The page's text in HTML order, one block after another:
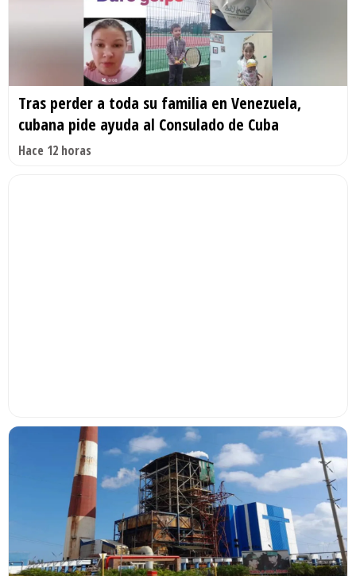
Tras perder a toda su familia en Venezuela,
cubana pide ayuda al Consulado de Cuba
Hace 12 horas